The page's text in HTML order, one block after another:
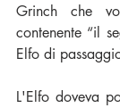
Grinch che
contenente “il
Elfo di
L'Elfo doveva